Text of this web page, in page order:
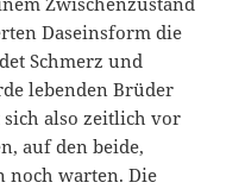
Daseinsform die
Schmerz und
lebenden Brüder
sich also zeitlich vor
auf den beide,
noch warten. Die